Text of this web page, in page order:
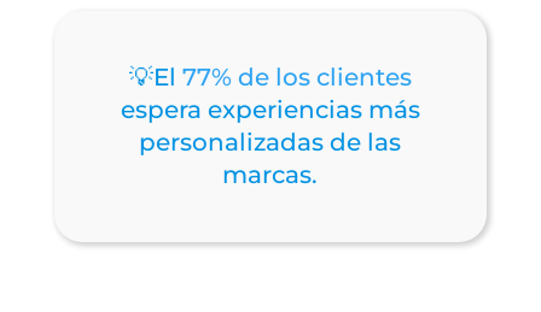
💡El 77% de los clientes
espera experiencias más
personalizadas de las
marcas.